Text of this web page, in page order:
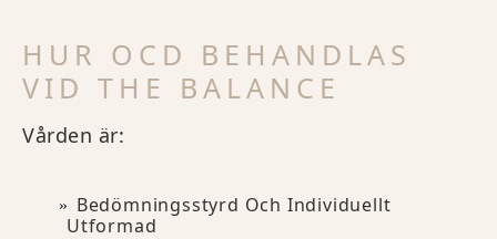
HUR OCD BEHANDLAS
VID THE BALANCE
Vården är:
Bedömningsstyrd Och Individuellt
Utformad